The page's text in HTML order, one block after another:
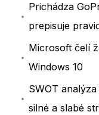
Prichádza
prepisuje
Microsoft čelí
Windows 10
SWOT
silné a slabé